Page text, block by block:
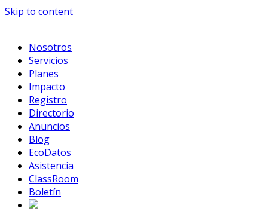
Skip to content
Nosotros
Servicios
Planes
Impacto
Registro
Directorio
Anuncios
Blog
EcoDatos
Asistencia
ClassRoom
Boletín